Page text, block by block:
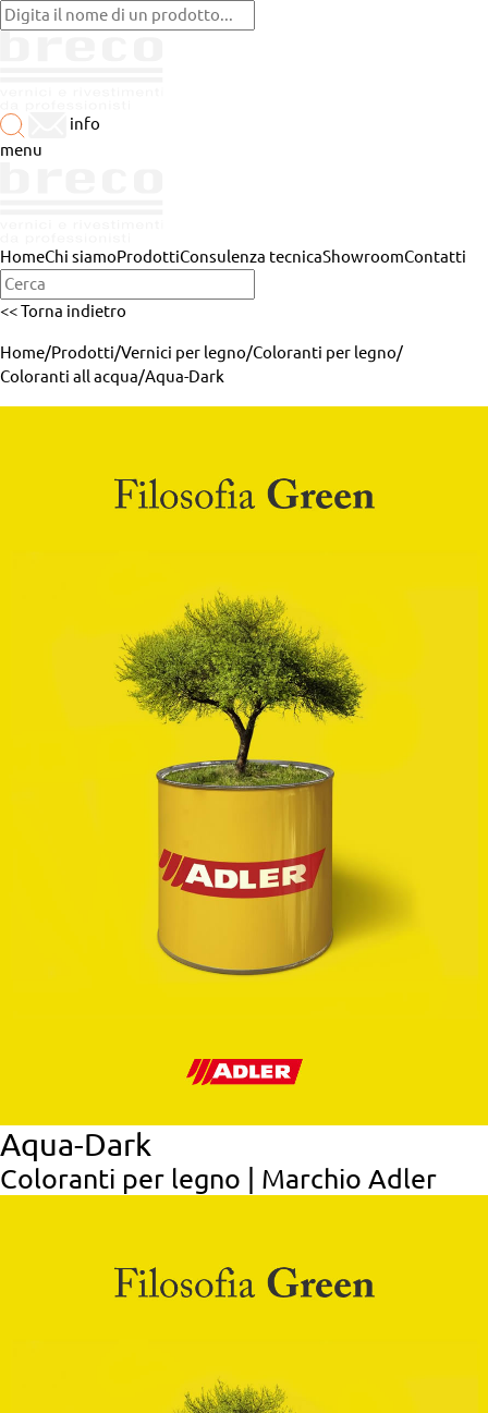
info
menu
HomeChi siamoProdottiConsulenza tecnicaShowroomContatti
<< Torna indietro
Home/Prodotti/Vernici per legno/Coloranti per legno/
Coloranti all acqua/Aqua-Dark
Aqua-Dark
Coloranti per legno | Marchio Adler